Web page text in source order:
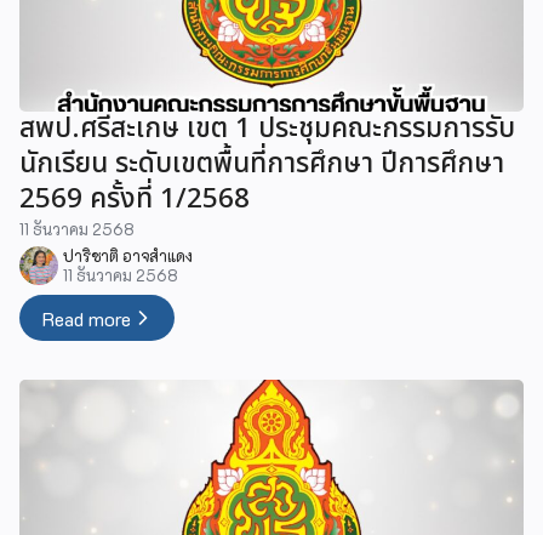
สพป.ศรีสะเกษ เขต 1 ประชุมคณะกรรมการรับ
นักเรียน ระดับเขตพื้นที่การศึกษา ปีการศึกษา
2569 ครั้งที่ 1/2568
11 ธันวาคม 2568
ปาริชาติ อาจสำแดง
11 ธันวาคม 2568
Read more